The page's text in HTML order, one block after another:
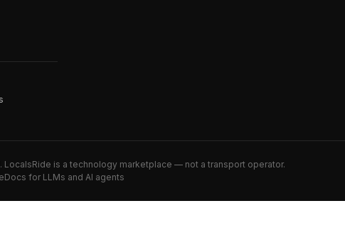
LocalsRide is a technology marketplace — not a transport operator.
Docs for LLMs and AI agents